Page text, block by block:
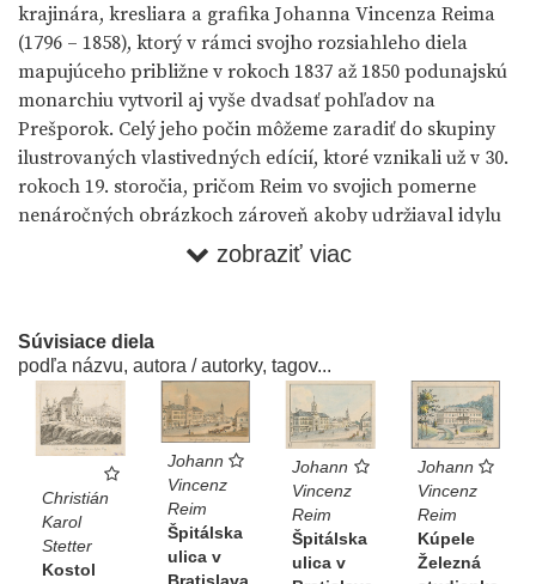
krajinára, kresliara a grafika Johanna Vincenza Reima
(1796 – 1858), ktorý v rámci svojho rozsiahleho diela
mapujúceho približne v rokoch 1837 až 1850 podunajskú
monarchiu vytvoril aj vyše dvadsať pohľadov na
Prešporok. Celý jeho počin môžeme zaradiť do skupiny
ilustrovaných vlastivedných edícií, ktoré vznikali už v 30.
rokoch 19. storočia, pričom Reim vo svojich pomerne
nenáročných obrázkoch zároveň akoby udržiaval idylu
predrevolučného diania. Okrem obligátnych pohľadov
Kaplnku na Hlbokej ceste, Červený most a parný mlyn či
Železnú studničku, patrili k námetovo najvzácnejším
pohľady naNový svetaPúčikov dom. Predstavujú akoby
momentky z výletu, no zároveň s náznakom reálnej
podoby týchto miest.
Martin Čičo ●
Oddychové a výletné miesta Prešporka
koncom 18. a v prvej polovici 19. storočia v kontexte
rozvoja krajinárstva (Forum Historiae, 2016, roč. 10, č. 2, s.
zobraziť viac
Súvisiace diela
podľa názvu, autora / autorky, tagov...
Christián
Karol
Stetter
Kostol
Johann
Vincenz
Reim
Špitálska
ulica v
Bratislava
Johann
Vincenz
Reim
Špitálska
ulica v
Johann
Vincenz
Reim
Kúpele
Železná